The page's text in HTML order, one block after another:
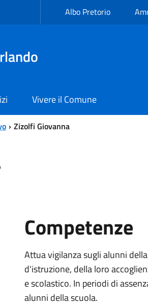
Albo Pretorio
Vivere il Comune
Zizolfi Giovanna
Competenze
Attua vigilanza sugli alunni
d'istruzione, della loro
e scolastico. In periodi di
alunni della scuola.